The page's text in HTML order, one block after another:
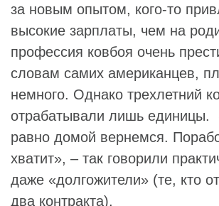
за новым опытом, кого-то
высокие зарплаты, чем на
профессия ковбоя очень
словам самих американцев,
немного. Однако трехлетний
отрабатывали лишь
равно домой вернемся.
хватит», – так говорили
даже «долгожители» (те, кто
два контракта).